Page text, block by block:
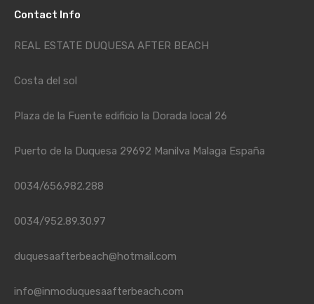
Contact Info
REAL ESTATE DUQUESA AFTER BEACH
Costa del sol
Plaza de la Fuente edificio la Dorada local 26
Puerto de la Duquesa 29692 Manilva Malaga España
0034/656.982.288
0034/952.89.30.97
duquesaafterbeach@hotmail.com
info@inmoduquesaafterbeach.com